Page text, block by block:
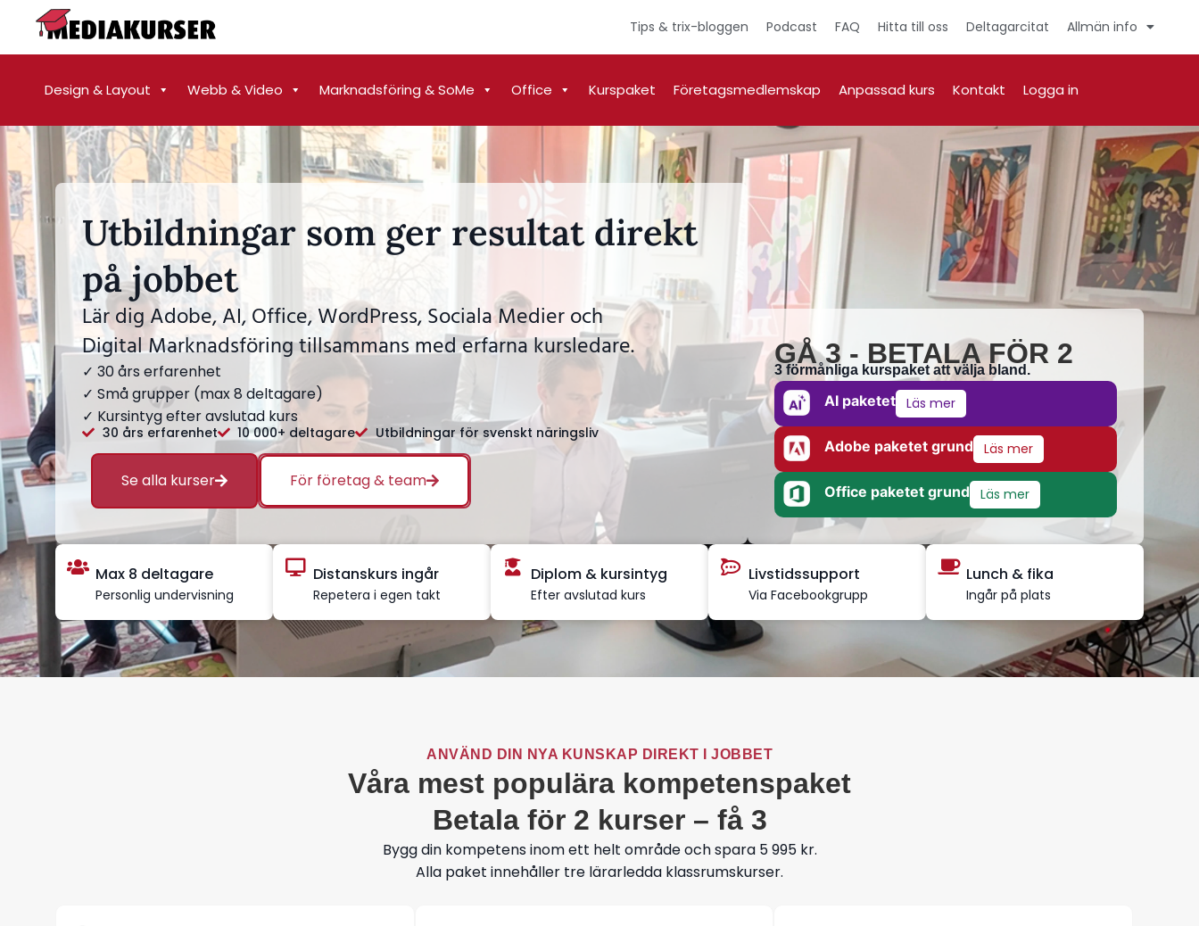
Tips & trix-bloggen Podcast FAQ Hitta till oss Deltagarcitat Allmän info
Design & Layout Webb & Video Marknadsföring & SoMe Office Kurspaket Företagsmedlemskap Anpassad kurs Kontakt Logga in
Utbildningar som ger resultat direkt
på jobbet
Lär dig Adobe, AI, Office, WordPress, Sociala Medier och
Digital Marknadsföring tillsammans med erfarna kursledare.
✓ 30 års erfarenhet
✓ Små grupper (max 8 deltagare)
✓ Kursintyg efter avslutad kurs
30 års erfarenhet 10 000+ deltagare Utbildningar för svenskt näringsliv
Se alla kurser För företag & team
GÅ 3 - BETALA FÖR 2
3 förmånliga kurspaket att välja bland.
AI paketet Läs mer
Adobe paketet grund Läs mer
Office paketet grund Läs mer
Max 8 deltagare
Personlig undervisning
Distanskurs ingår
Repetera i egen takt
Diplom & kursintyg
Efter avslutad kurs
Livstidssupport
Via Facebookgrupp
Lunch & fika
Ingår på plats
ANVÄND DIN NYA KUNSKAP DIREKT I JOBBET
Våra mest populära kompetenspaket
Betala för 2 kurser – få 3
Bygg din kompetens inom ett helt område och spara 5 995 kr.
Alla paket innehåller tre lärarledda klassrumskurser.